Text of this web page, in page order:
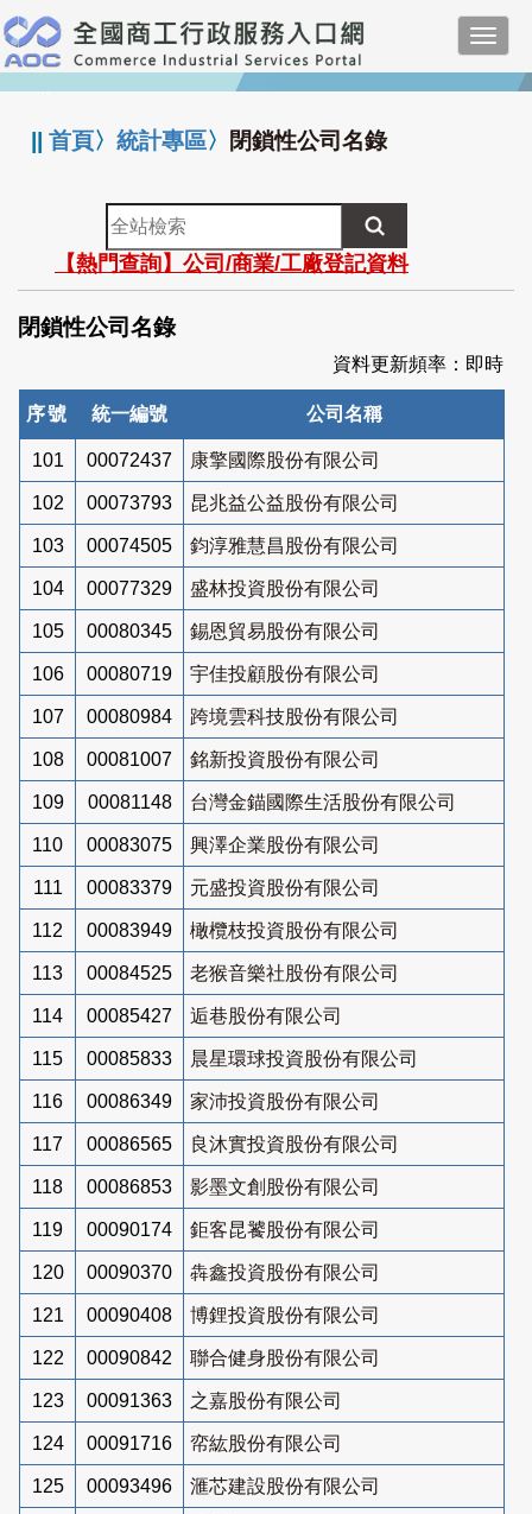
跳
到
主
要
:::
||首頁〉統計專區〉 閉鎖性公司名錄
全
站
檢
索
【熱門查詢】公司/商業/工廠登記資料
閉鎖性公司名錄
資料更新頻率：即時
序號 統一編號 公司名稱
101 00072437 康擎國際股份有限公司
102 00073793 昆兆益公益股份有限公司
103 00074505 鈞淳雅慧昌股份有限公司
104 00077329 盛林投資股份有限公司
105 00080345 錫恩貿易股份有限公司
106 00080719 宇佳投顧股份有限公司
107 00080984 跨境雲科技股份有限公司
108 00081007 銘新投資股份有限公司
109 00081148 台灣金錨國際生活股份有限公司
110 00083075 興澤企業股份有限公司
111 00083379 元盛投資股份有限公司
112 00083949 橄欖枝投資股份有限公司
113 00084525 老猴音樂社股份有限公司
114 00085427 逅巷股份有限公司
115 00085833 晨星環球投資股份有限公司
116 00086349 家沛投資股份有限公司
117 00086565 良沐實投資股份有限公司
118 00086853 影墨文創股份有限公司
119 00090174 鉅客昆饕股份有限公司
120 00090370 犇鑫投資股份有限公司
121 00090408 博鋰投資股份有限公司
122 00090842 聯合健身股份有限公司
123 00091363 之嘉股份有限公司
124 00091716 帟紘股份有限公司
125 00093496 滙芯建設股份有限公司